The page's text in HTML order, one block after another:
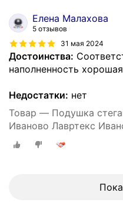
Елена Малахова
5 отзывов
31 мая 2024
Достоинства:
наполненность хорошая
Недостатки: нет
Товар — Подушка
Иваново Лавртекс
(микрофайбер) ультра-